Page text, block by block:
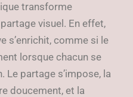
transforme
visuel. En effet,
s’enrichit, comme si le
lorsque chacun se
Le partage s’impose, la
doucement, et la